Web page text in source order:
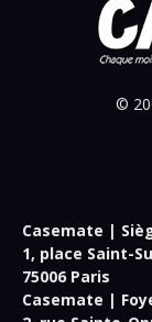
©
Casemate |
1, place Saint-
75006 Paris
Casemate |